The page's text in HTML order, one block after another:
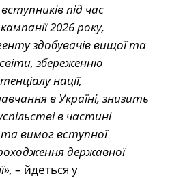
під час
2026 року,
здобувачів вищої та
збереженню
нації,
в Україні, знизить
в частині
вимог вступної
державної
– йдеться у